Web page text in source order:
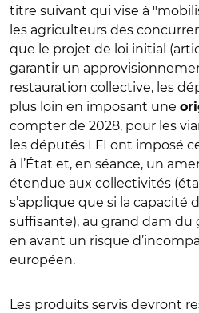
titre suivant qui vise à
les agriculteurs des
que le projet de loi initial
garantir un
restauration collective, les
plus loin en imposant une
compter de 2028, pour les
les députés LFI ont imposé
à l’État et, en séance, un
étendue aux collectivités
s’applique que si la capacité
suffisante), au grand dam
en avant un risque
européen.
Les produits servis devront